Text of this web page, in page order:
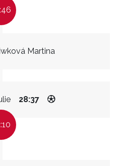
Martina
28:37